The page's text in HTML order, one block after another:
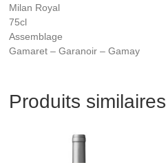
Milan Royal
75cl
Assemblage
Gamaret – Garanoir – Gamay
Produits similaires